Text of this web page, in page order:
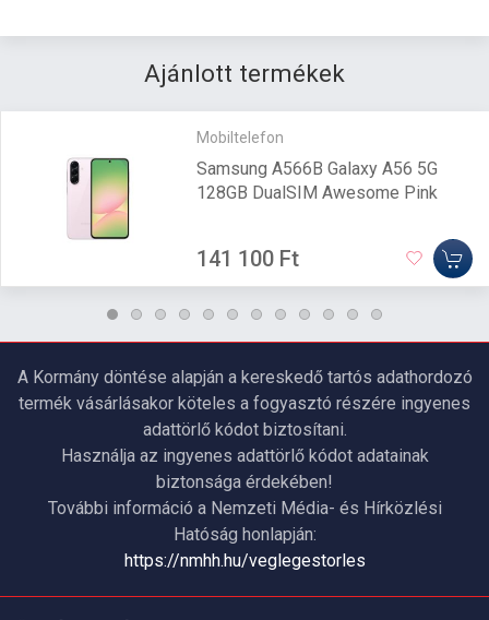
Ajánlott termékek
Mobiltelefon
Samsung A566B Galaxy A56 5G
128GB DualSIM Awesome Pink
141 100 Ft
A Kormány döntése alapján a kereskedő tartós adathordozó
termék vásárlásakor köteles a fogyasztó részére ingyenes
adattörlő kódot biztosítani.
Használja az ingyenes adattörlő kódot adatainak
biztonsága érdekében!
További információ a Nemzeti Média- és Hírközlési
Hatóság honlapján:
https://nmhh.hu/veglegestorles